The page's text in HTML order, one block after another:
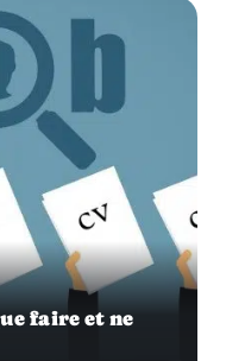
faire et ne